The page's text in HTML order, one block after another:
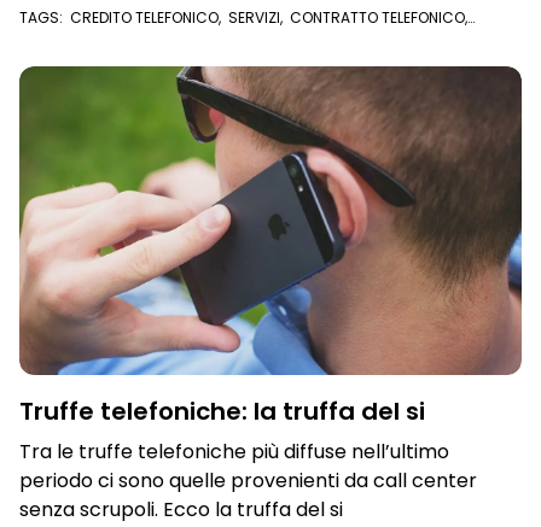
TAGS: CREDITO TELEFONICO, SERVIZI, CONTRATTO TELEFONICO,
Truffe telefoniche: la truffa del si
Tra le truffe telefoniche più diffuse nell’ultimo
periodo ci sono quelle provenienti da call center
senza scrupoli. Ecco la truffa del si